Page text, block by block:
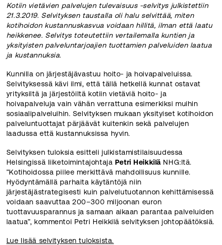
Kotiin vietävien palvelujen tulevaisuus -selvitys julkistettiin
21.3.2019. Selvityksen taustalla oli halu selvittää, miten
kotihoidon kustannuskasvua voidaan hillitä, ilman että laatu
heikkenee. Selvitys toteutettiin vertailemalla kuntien ja
yksityisten palveluntarjoajien tuottamien palveluiden laatua
ja kustannuksia.
Kunnilla on järjestäjävastuu hoito- ja hoivapalveluissa.
Selvityksessä kävi ilmi, että tällä hetkellä kunnat ostavat
yrityksiltä ja järjestöiltä kotiin vietäviä hoito- ja
hoivapalveluja vain vähän verrattuna esimerkiksi muihin
sosiaalipalveluihin. Selvityksen mukaan yksityiset kotihoidon
palveluntuottajat pärjäävät kuitenkin sekä palvelujen
laadussa että kustannuksissa hyvin.
Selvityksen tuloksia esitteli julkistamistilaisuudessa
Helsingissä liiketoimintajohtaja Petri Heikkilä NHG:ltä.
”Kotihoidossa piilee merkittävä mahdollisuus kunnille.
Hyödyntämällä parhaita käytäntöjä niin
järjestäjästrategisesti kuin palvelutuotannon kehittämisessä
voidaan saavuttaa 200–300 miljoonan euron
tuottavuusparannus ja samaan aikaan parantaa palveluiden
laatua”, kommentoi Petri Heikkilä selvityksen johtopäätöksiä.
Lue lisää selvityksen tuloksista.